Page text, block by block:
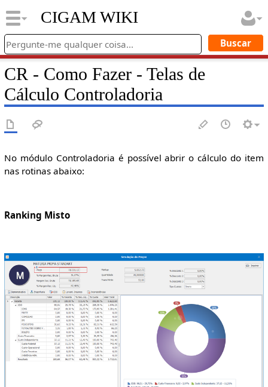
CIGAM WIKI
CR - Como Fazer - Telas de
Cálculo Controladoria
No módulo Controladoria é possível abrir o cálculo do item
nas rotinas abaixo:
Ranking Misto